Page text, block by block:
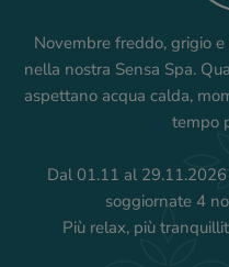
Novembre freddo, grigio
nella nostra Sensa Spa.
aspettano acqua calda,
tempo
Dal 01.11 al
soggiornate 4
Più relax, più